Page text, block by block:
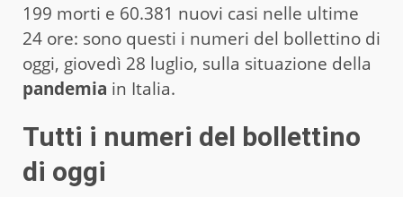
199 morti e 60.381 nuovi casi nelle ultime
24 ore: sono questi i numeri del bollettino di
oggi, giovedì 28 luglio, sulla situazione della
pandemia in Italia.
Tutti i numeri del bollettino
di oggi